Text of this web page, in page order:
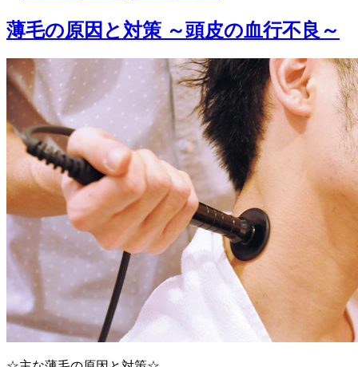
薄毛の原因と対策 ～頭皮の血行不良～